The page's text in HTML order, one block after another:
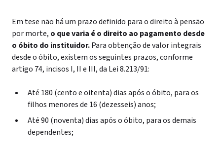
Em tese não há um prazo definido para o direito à pensão
por morte, o que varia é o direito ao pagamento desde
o óbito do instituidor.Para obtenção de valor integrais
desde o óbito, existem os seguintes prazos,conforme
artigo 74, incisos I, II e III, da Lei 8.213/91:
Até 180 (cento e oitenta) dias após o óbito, para os
filhos menores de 16 (dezesseis) anos;
Até 90 (noventa) dias após o óbito, para os demais
dependentes;